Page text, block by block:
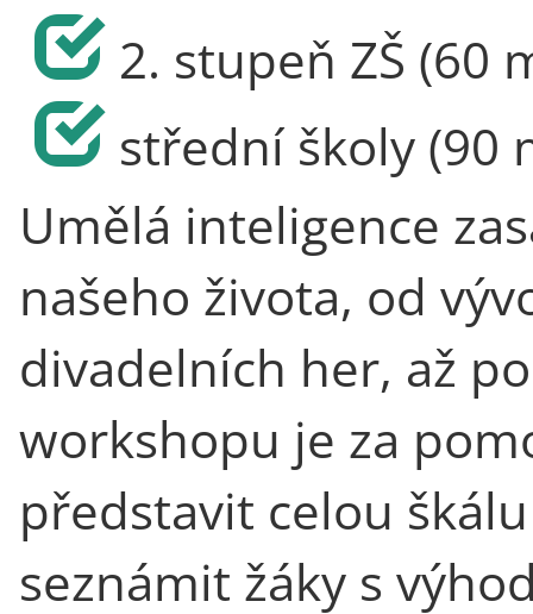
2. stupeň ZŠ (60
střední školy (90
Umělá inteligence
našeho života, od
divadelních her, až
workshopu je za
představit celou
seznámit žáky s